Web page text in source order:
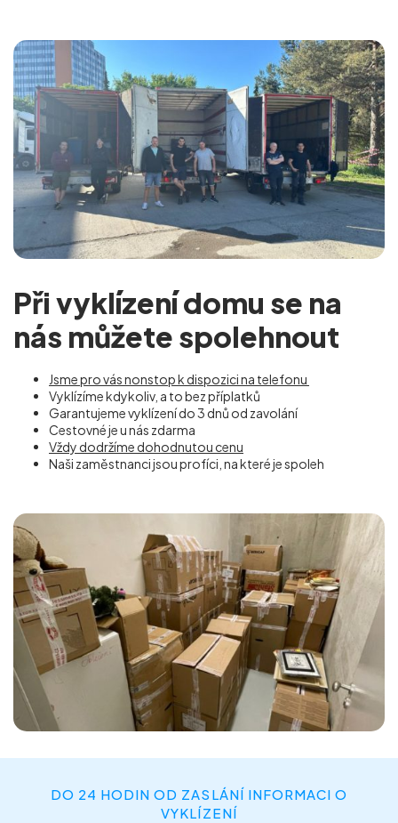
Při vyklízení domu se na
nás můžete spolehnout
Jsme pro vás nonstop k dispozici na telefonu
Vyklízíme kdykoliv, a to bez příplatků
Garantujeme vyklízení do 3 dnů od zavolání
Cestovné je u nás zdarma
Vždy dodržíme dohodnutou cenu
Naši zaměstnanci jsou profíci, na které je spoleh
DO 24 HODIN OD ZASLÁNÍ INFORMACI O
VYKLÍZENÍ